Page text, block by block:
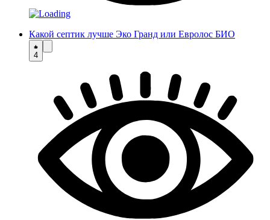
Какой септик лучше Эко Гранд или Евролос БИО
4